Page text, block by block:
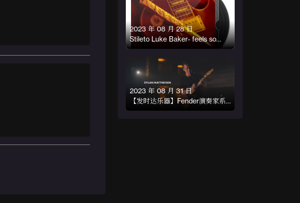
2023 年 08 月 28 日
Stileto Luke Baker- feels so
good
2023 年 08 月 31 日
【发时达乐器】Fender演奏家系
列Performer Tele 介绍与演示 前